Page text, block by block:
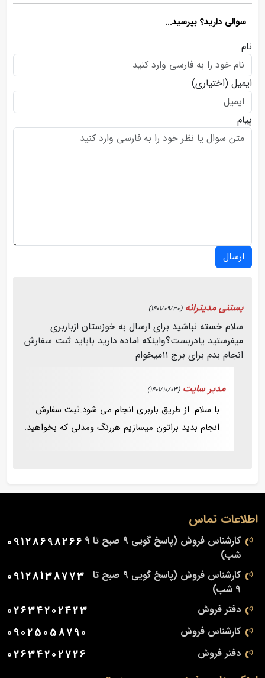
سوالی دارید؟ بپرسید...
نام
ایمیل (اختیاری)
پیام
ارسال
بستنی مدیترانه (1401/09/30)
سلام خسته نباشید برای ارسال به خوزستان ازباربری
میفرستید یادربست؟واینکه اماده دارید باباید ثبت سفارش
انجام بدم برای برج ۱۱میخوام
مدیر سایت (1401/10/03)
با سلام. از طریق باربری انجام می شود.ثبت سفارش
انجام بدید براتون میسازیم هررنگ ومدلی که بخواهید.
اطلاعات تماس
کارشناس فروش (پاسخ گویی 9 صبح تا 9
شب)
09128698266
کارشناس فروش (پاسخ گویی 9 صبح تا
9 شب)
09128138773
دفتر فروش 02634202423
کارشناس فروش 09025058790
دفتر فروش 02634202726